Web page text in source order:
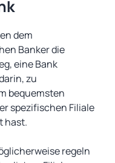
dem
Banker die
eine Bank
zu
bequemsten
spezifischen Filiale
hast.
regeln